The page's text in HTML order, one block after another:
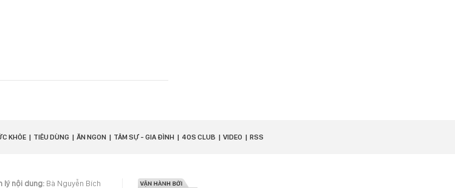
KHỎE TIÊU DÙNG ĂN NGON TÂM SỰ - GIA ĐÌNH 40S CLUB VIDEO RSS
lý nội dung: Bà Nguyễn Bích